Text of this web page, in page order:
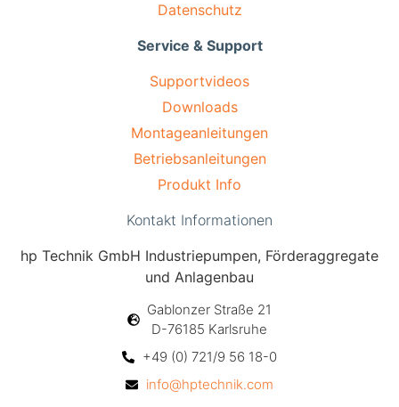
Datenschutz
Service & Support
Supportvideos
Downloads
Montageanleitungen
Betriebsanleitungen
Produkt Info
Kontakt Informationen
hp Technik GmbH Industriepumpen, Förderaggregate
und Anlagenbau
Gablonzer Straße 21
D-76185 Karlsruhe
+49 (0) 721/9 56 18-0
info@hptechnik.com